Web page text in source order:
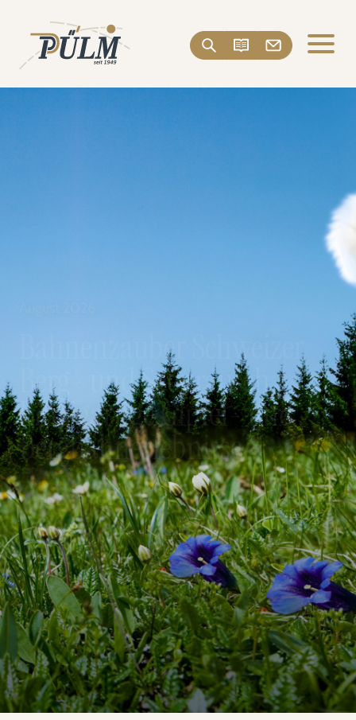
Bahnenzauber Schweizer
Berg- und Seenrausch -
Einzigartige Gipfel- und
Bergbahnerlebnisse
ab2.699,00€